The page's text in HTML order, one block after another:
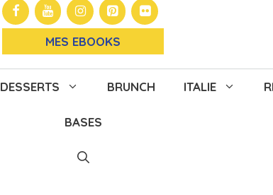
MES EBOOKS
DESSERTS BRUNCH ITALIE
BASES